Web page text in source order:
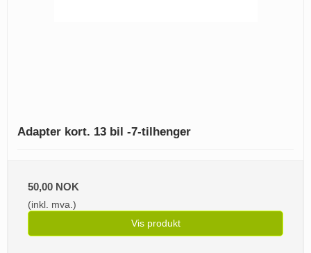
Adapter kort. 13 bil -7-tilhenger
50,00 NOK
(inkl. mva.)
Vis produkt